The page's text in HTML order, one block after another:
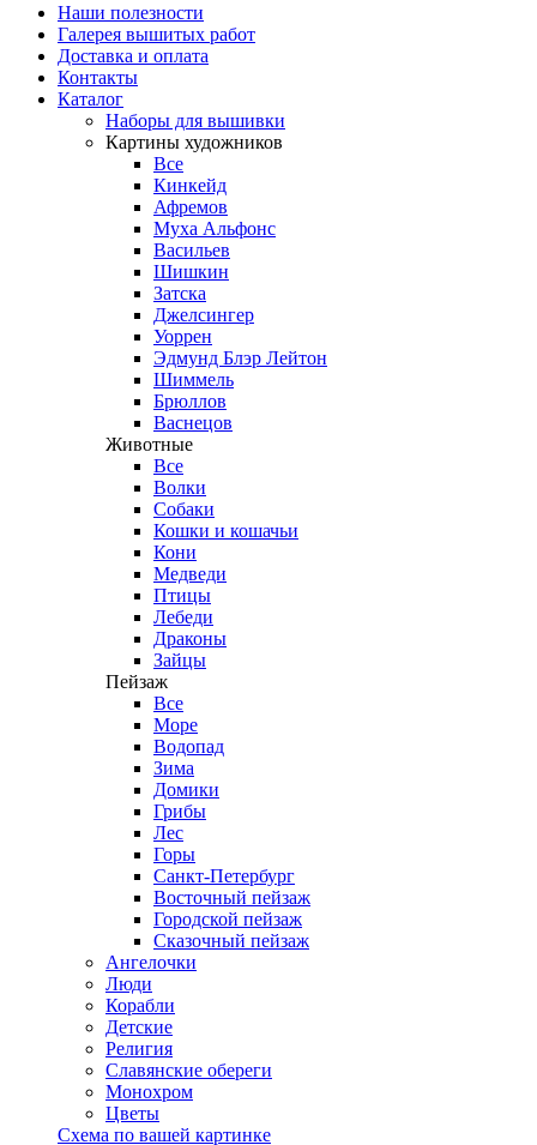
Наши полезности
Галерея вышитых работ
Доставка и оплата
Контакты
Каталог
Наборы для вышивки
Картины художников
Все
Кинкейд
Афремов
Муха Альфонс
Васильев
Шишкин
Затска
Джелсингер
Уоррен
Эдмунд Блэр Лейтон
Шиммель
Брюллов
Васнецов
Животные
Все
Волки
Собаки
Кошки и кошачьи
Кони
Медведи
Птицы
Лебеди
Драконы
Зайцы
Пейзаж
Все
Море
Водопад
Зима
Домики
Грибы
Лес
Горы
Санкт-Петербург
Восточный пейзаж
Городской пейзаж
Сказочный пейзаж
Ангелочки
Люди
Корабли
Детские
Религия
Славянские обереги
Монохром
Цветы
Схема по вашей картинке